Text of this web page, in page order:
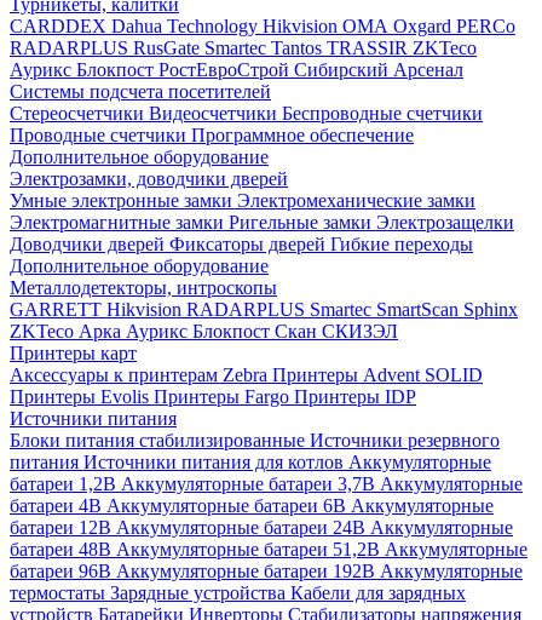
CARDDEX Dahua Technology Hikvision ОМА Oxgard PERCo
RADARPLUS RusGate Smartec Tantos TRASSIR ZKTeco
Аурикс Блокпост РостЕвроСтрой Сибирский Арсенал
Системы подсчета посетителей
Стереосчетчики Видеосчетчики Беспроводные счетчики
Проводные счетчики Программное обеспечение
Дополнительное оборудование
Электрозамки, доводчики дверей
Умные электронные замки Электромеханические замки
Электромагнитные замки Ригельные замки Электрозащелки
Доводчики дверей Фиксаторы дверей Гибкие переходы
Дополнительное оборудование
Металлодетекторы, интроскопы
GARRETT Hikvision RADARPLUS Smartec SmartScan Sphinx
ZKTeco Арка Аурикс Блокпост Скан СКИЗЭЛ
Принтеры карт
Аксессуары к принтерам Zebra Принтеры Advent SOLID
Принтеры Evolis Принтеры Fargo Принтеры IDP
Источники питания
Блоки питания стабилизированные Источники резервного
питания Источники питания для котлов Аккумуляторные
батареи 1,2В Аккумуляторные батареи 3,7В Аккумуляторные
батареи 4В Аккумуляторные батареи 6В Аккумуляторные
батареи 12В Аккумуляторные батареи 24В Аккумуляторные
батареи 48В Аккумуляторные батареи 51,2В Аккумуляторные
батареи 96В Аккумуляторные батареи 192В Аккумуляторные
термостаты Зарядные устройства Кабели для зарядных
устройств Батарейки Инверторы Стабилизаторы напряжения